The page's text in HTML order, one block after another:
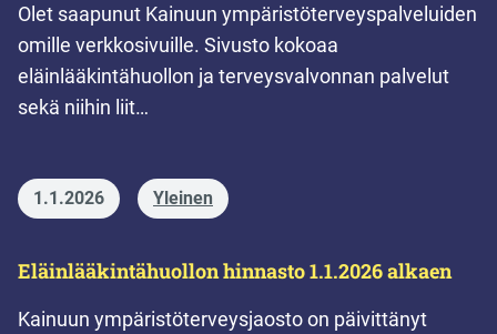
Olet saapunut Kainuun ympäristöterveyspalveluiden
omille verkkosivuille. Sivusto kokoaa
eläinlääkintähuollon ja terveysvalvonnan palvelut
sekä niihin liit…
1.1.2026 Yleinen
Eläinlääkintähuollon hinnasto 1.1.2026 alkaen
Kainuun ympäristöterveysjaosto on päivittänyt